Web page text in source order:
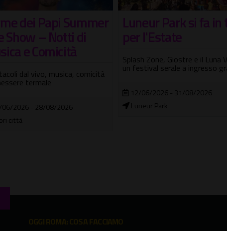
Park si fa in tre
l'Estate
Zone, Giostre e il Luna Village,
Park
Eterno Pinocchio: a
d'Este, 200 anni di
Collodi
Due serate per celebrare
09/08/2026 - 11/08/2026